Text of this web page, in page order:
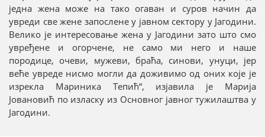
једна жена може на тако огаван и суров начин да
увреди све жене запослене у јавном сектору у Јагодини.
Велико је интересовање жена у Јагодини зато што смо
увређене и огорчене, не само ми него и наше
породице, очеви, мужеви, браћа, синови, унуци, јер
веће увреде нисмо могли да доживимо од оних које је
изрекла Мариника Тепић“, изјавила је Марија
Јовановић по изласку из Основног јавног тужилаштва у
Јагодини.